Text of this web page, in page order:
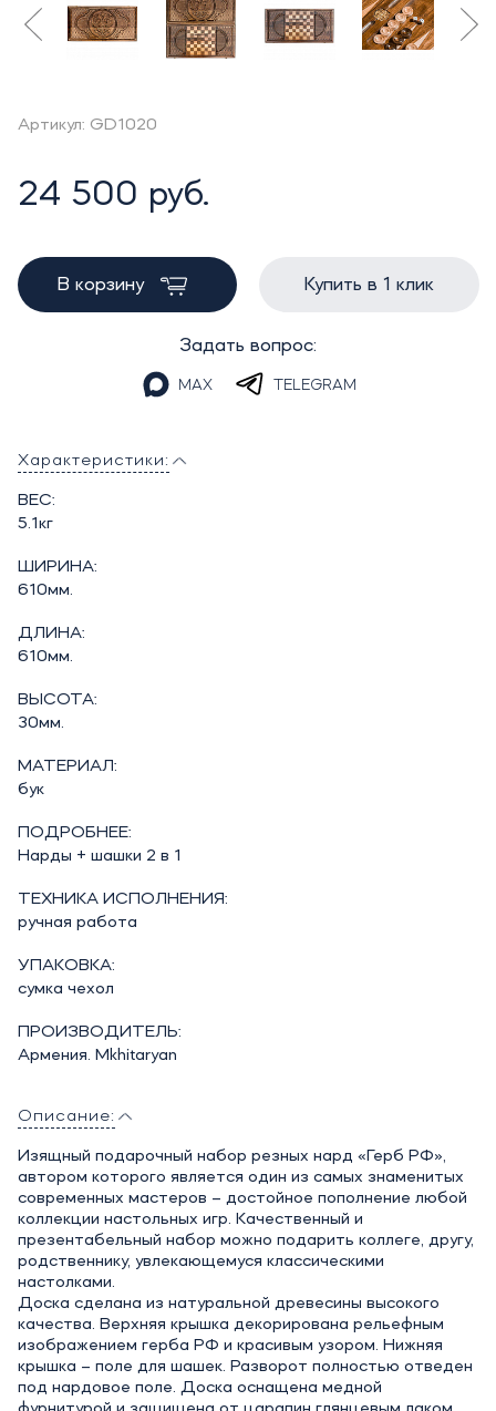
Артикул: GD1020
24 500 руб.
В корзину Купить в 1 клик
Задать вопрос:
MAX TELEGRAM
Характеристики:
ВЕС:
5.1кг
ШИРИНА:
610мм.
ДЛИНА:
610мм.
ВЫСОТА:
30мм.
МАТЕРИАЛ:
бук
ПОДРОБНЕЕ:
Нарды + шашки 2 в 1
ТЕХНИКА ИСПОЛНЕНИЯ:
ручная работа
УПАКОВКА:
сумка чехол
ПРОИЗВОДИТЕЛЬ:
Армения. Mkhitaryan
Описание:
Изящный подарочный набор резных нард «Герб РФ»,
автором которого является один из самых знаменитых
современных мастеров – достойное пополнение любой
коллекции настольных игр. Качественный и
презентабельный набор можно подарить коллеге, другу,
родственнику, увлекающемуся классическими
настолками.
Доска сделана из натуральной древесины высокого
качества. Верхняя крышка декорирована рельефным
изображением герба РФ и красивым узором. Нижняя
крышка – поле для шашек. Разворот полностью отведен
под нардовое поле. Доска оснащена медной